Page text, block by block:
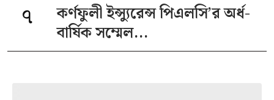
৭
কর্ণফুলী ইন্স্যুরেন্স পিএলসি’র অর্ধ-
বার্ষিক সম্মেল...